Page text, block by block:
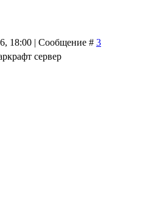
18:00 | Сообщение # 3
сервер